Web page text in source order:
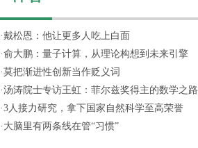
·戴松恩：他让更多人吃上白面
·俞大鹏：量子计算，从理论构想到未来引擎
·莫把渐进性创新当作贬义词
·汤涛院士专访王虹：菲尔兹奖得主的数学之路
·3人接力研究，拿下国家自然科学至高荣誉
· 大脑里有两条线在管“习惯”